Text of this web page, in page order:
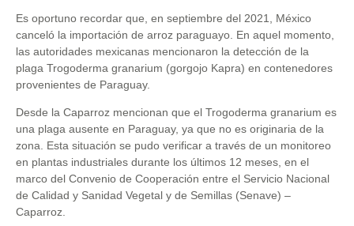
Es oportuno recordar que, en septiembre del 2021, México
canceló la importación de arroz paraguayo. En aquel momento,
las autoridades mexicanas mencionaron la detección de la
plaga Trogoderma granarium (gorgojo Kapra) en contenedores
provenientes de Paraguay.
Desde la Caparroz mencionan que el Trogoderma granarium es
una plaga ausente en Paraguay, ya que no es originaria de la
zona. Esta situación se pudo verificar a través de un monitoreo
en plantas industriales durante los últimos 12 meses, en el
marco del Convenio de Cooperación entre el Servicio Nacional
de Calidad y Sanidad Vegetal y de Semillas (Senave) –
Caparroz.